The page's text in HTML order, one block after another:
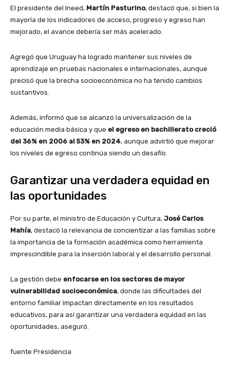
El presidente del Ineed, Martín Pasturino, destacó que, si bien la
mayoría de los indicadores de acceso, progreso y egreso han
mejorado, el avance debería ser más acelerado.
Agregó que Uruguay ha logrado mantener sus niveles de
aprendizaje en pruebas nacionales e internacionales, aunque
precisó que la brecha socioeconómica no ha tenido cambios
sustantivos.
Además, informó que se alcanzó la universalización de la
educación media básica y que el egreso en bachillerato creció
del 36% en 2006 al 53% en 2024, aunque advirtió que mejorar
los niveles de egreso continúa siendo un desafío.
Garantizar una verdadera equidad en
las oportunidades
Por su parte, el ministro de Educación y Cultura, José Carlos
Mahía, destacó la relevancia de concientizar a las familias sobre
la importancia de la formación académica como herramienta
imprescindible para la inserción laboral y el desarrollo personal.
La gestión debe enfocarse en los sectores de mayor
vulnerabilidad socioeconómica, donde las dificultades del
entorno familiar impactan directamente en los resultados
educativos, para así garantizar una verdadera equidad en las
oportunidades, aseguró.
fuente Presidencia